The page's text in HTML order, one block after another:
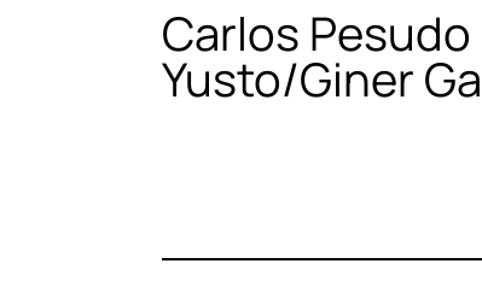
Carlos Pesudo
Yusto/Giner